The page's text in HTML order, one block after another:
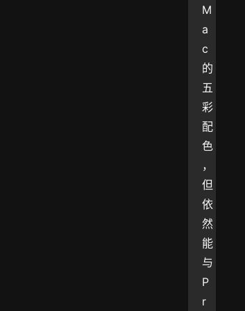
M
a
c
的
五
彩
配
色
，
但
依
然
能
与
P
r